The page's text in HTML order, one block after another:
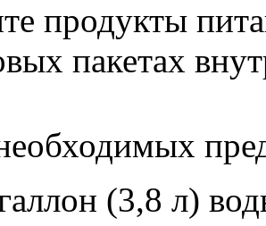
продукты
пакетах
(3,8 л)